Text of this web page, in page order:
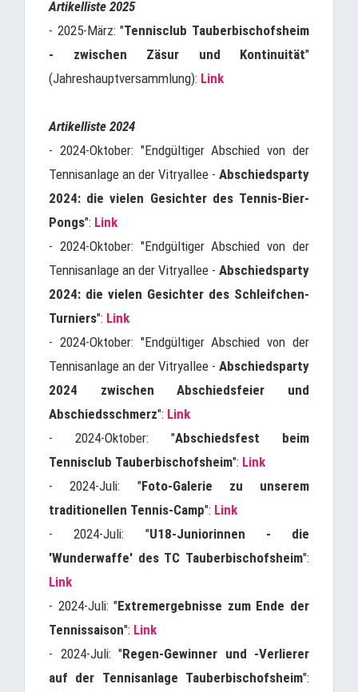
Artikelliste 2025
- 2025-März: "Tennisclub Tauberbischofsheim
- zwischen Zäsur und Kontinuität"
(Jahreshauptversammlung): Link
Artikelliste 2024
- 2024-Oktober: "Endgültiger Abschied von der
Tennisanlage an der Vitryallee - Abschiedsparty
2024: die vielen Gesichter des Tennis-Bier-
Pongs": Link
- 2024-Oktober: "Endgültiger Abschied von der
Tennisanlage an der Vitryallee - Abschiedsparty
2024: die vielen Gesichter des Schleifchen-
Turniers": Link
- 2024-Oktober: "Endgültiger Abschied von der
Tennisanlage an der Vitryallee - Abschiedsparty
2024 zwischen Abschiedsfeier und
Abschiedsschmerz": Link
- 2024-Oktober: "Abschiedsfest beim
Tennisclub Tauberbischofsheim": Link
- 2024-Juli: "Foto-Galerie zu unserem
traditionellen Tennis-Camp": Link
- 2024-Juli: "U18-Juniorinnen - die
'Wunderwaffe' des TC Tauberbischofsheim":
Link
- 2024-Juli: "Extremergebnisse zum Ende der
Tennissaison": Link
- 2024-Juli: "Regen-Gewinner und -Verlierer
auf der Tennisanlage Tauberbischofsheim":